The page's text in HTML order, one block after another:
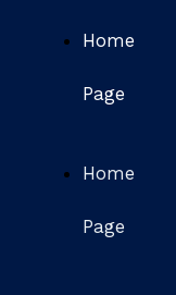
Home
Page
Home
Page